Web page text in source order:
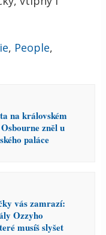
, People,
na královském
zněl u
paláce
vás zamrazí:
Ozzyho
musíš slyšet